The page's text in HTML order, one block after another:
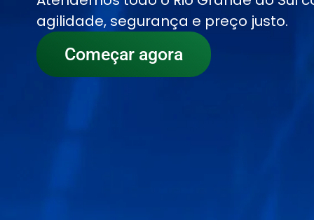
agilidade, segurança e preço justo.
Começar agora